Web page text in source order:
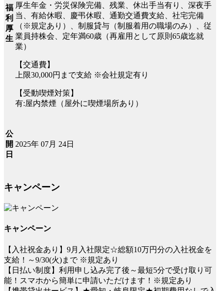
福
利
厚
生
厚生年金・労災保険完備、残業、休出手当有り、深夜手
当、有給休暇、慶弔休暇、通勤交通費支給、社宅完備
（※規定あり）、制服貸与（制服着用の職場のみ）、従
業員持株会、定年満60歳（再雇用として原則65歳迄就
業）
【交通費】
上限30,000円まで支給 ※会社規定有り
【受動喫煙対策】
有:屋内禁煙（屋外に喫煙場所あり）
公
開
日
2025年 07月 24日
キャンペーン
キャンペーン
【入社祝金あり】9月入社限定☆総額10万円分の入社祝金を
支給！～9/30(火)まで ※規定あり
【日払い制度】利用申し込み完了後～最短5分で受け取り可
能！スマホから簡単に申請いただけます！※規定あり